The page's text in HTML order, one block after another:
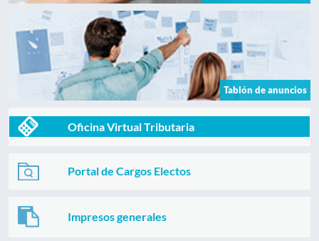
Tablón de anuncios
Oficina Virtual Tributaria
Portal de Cargos Electos
Impresos generales